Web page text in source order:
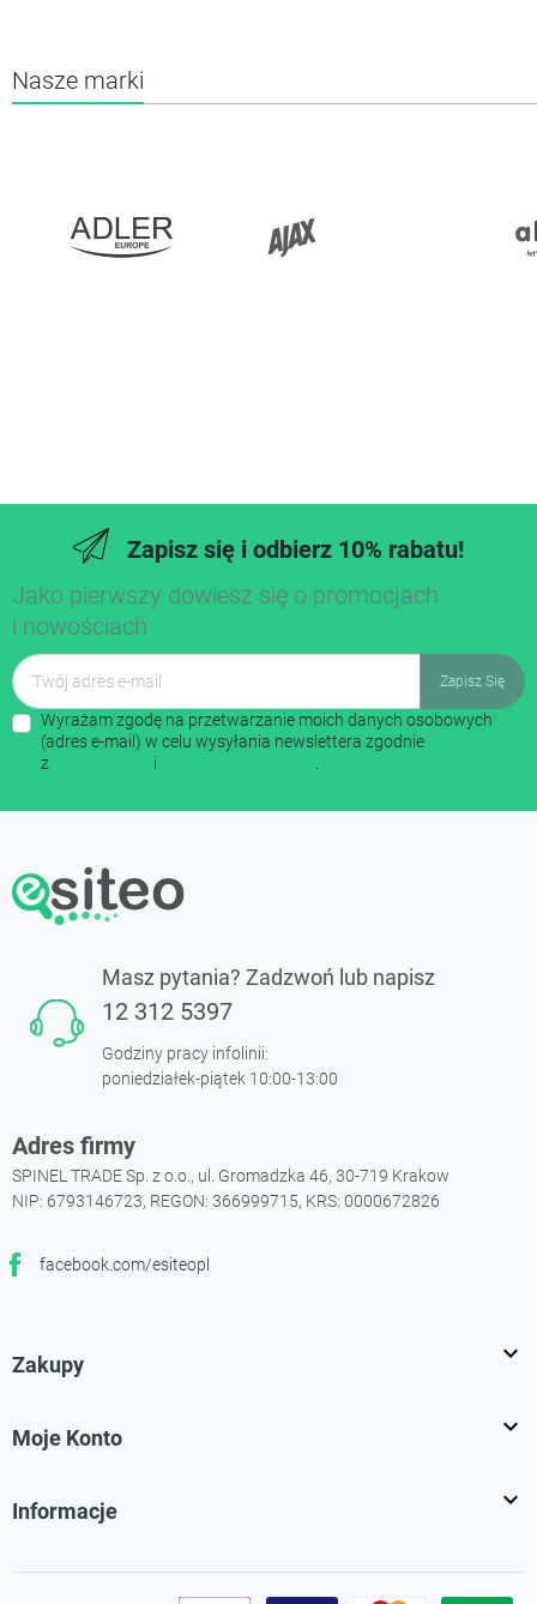
Nasze marki
Zapisz się i odbierz 10% rabatu!
Jako pierwszy dowiesz się o promocjach
i nowościach
Wyrażam zgodę na przetwarzanie moich danych osobowych
(adres e-mail) w celu wysyłania newslettera zgodnie
z
i
Masz pytania? Zadzwoń lub napisz
12 312 5397
Godziny pracy infolinii:
poniedziałek-piątek 10:00-13:00
Adres firmy
SPINEL TRADE Sp. z o.o., ul. Gromadzka 46, 30-719 Krakow
NIP: 6793146723, REGON: 366999715, KRS: 0000672826
facebook.com/esiteopl
Facebook
Zakupy 
Moje Konto 
Informacje 